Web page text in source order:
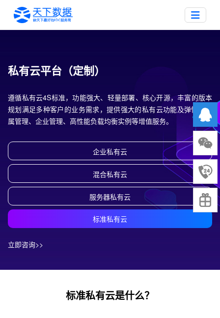
私有云平台（定制）
遵循私有云4S标准，功能强大、轻量部署、核心开源，丰富的版本
规划满足多种客户的业务需求，提供强大的私有云功能及弹性裸金
属管理、企业管理、高性能负载均衡实例等增值服务。
企业私有云
混合私有云
服务器私有云
标准私有云
立即咨询>>
标准私有云是什么？